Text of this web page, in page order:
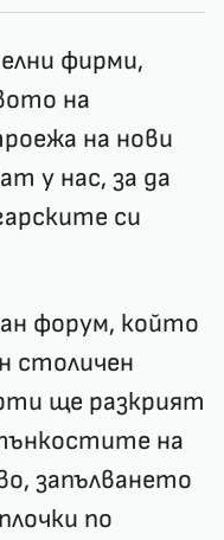
фирми,
на
на нови
у нас, за да
си
форум, който
столичен
ще разкрият
на
запълването
по